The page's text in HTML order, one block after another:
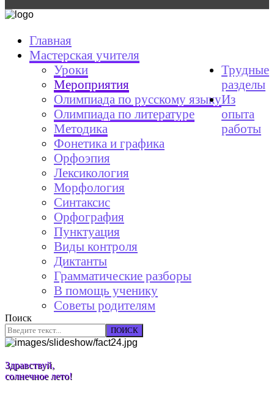
Главная
Мастерская учителя
Уроки
Мероприятия
Олимпиада по русскому языку
Олимпиада по литературе
Методика
Трудные
разделы
Фонетика и графика
Орфоэпия
Лексикология
Морфология
Синтаксис
Орфография
Пунктуация
Из
опыта
работы
Виды контроля
Диктанты
Грамматические разборы
В помощь ученику
Советы родителям
Поиск
ПОИСК
Здравствуй,
солнечное лето!